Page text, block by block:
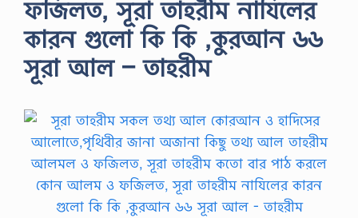
ফজিলত, সূরা তাহরীম নাযিলের
কারন গুলো কি কি ,কুরআন ৬৬
সূরা আল – তাহরীম